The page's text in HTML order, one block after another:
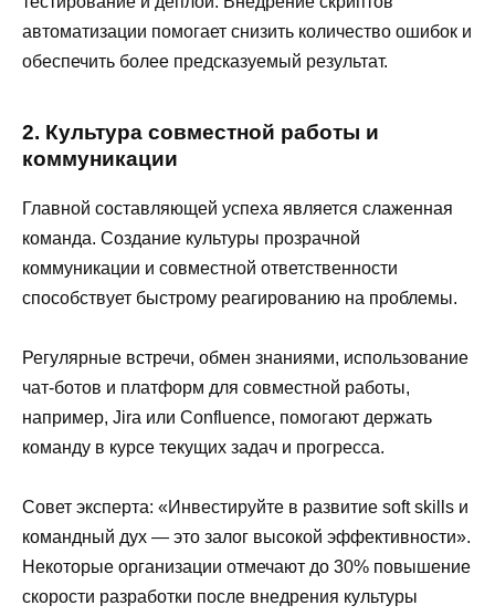
автоматизации помогает снизить количество ошибок и
обеспечить более предсказуемый результат.
2. Культура совместной работы и
коммуникации
Главной составляющей успеха является слаженная
команда. Создание культуры прозрачной
коммуникации и совместной ответственности
способствует быстрому реагированию на проблемы.
Регулярные встречи, обмен знаниями, использование
чат-ботов и платформ для совместной работы,
например, Jira или Confluence, помогают держать
команду в курсе текущих задач и прогресса.
Совет эксперта: «Инвестируйте в развитие soft skills и
командный дух — это залог высокой эффективности».
Некоторые организации отмечают до 30% повышение
скорости разработки после внедрения культуры